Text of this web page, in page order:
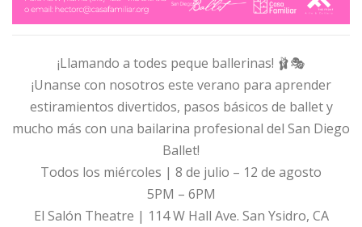
¡Llamando a todes peque ballerinas! 🩰🎭
¡Unanse con nosotros este verano para aprender
estiramientos divertidos, pasos básicos de ballet y
mucho más con una bailarina profesional del San Diego
Ballet!
Todos los miércoles | 8 de julio – 12 de agosto
5PM – 6PM
El Salón Theatre | 114 W Hall Ave. San Ysidro, CA